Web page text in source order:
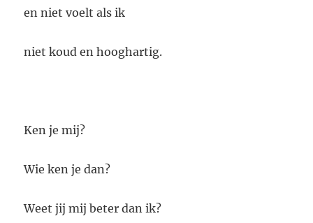
en niet voelt als ik
niet koud en hooghartig.
Ken je mij?
Wie ken je dan?
Weet jij mij beter dan ik?